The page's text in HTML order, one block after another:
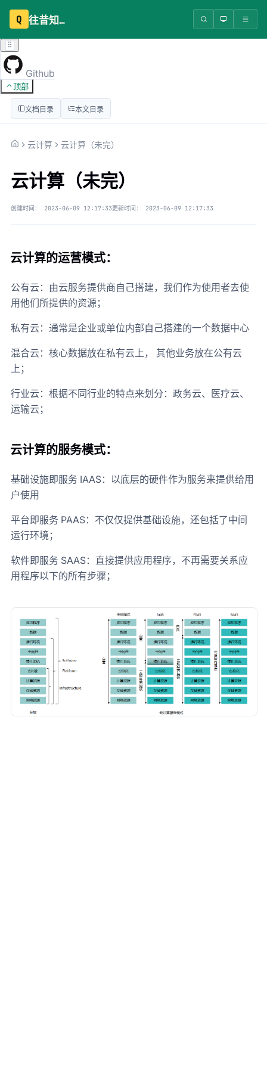
Q 往昔知识库
Github
顶部
文档目录 本文目录
云计算 云计算（未完）
云计算（未完）
创建时间： 2023-06-09 12:17:33更新时间： 2023-06-09 12:17:33
云计算的运营模式：
公有云：由云服务提供商自己搭建，我们作为使用者去使
用他们所提供的资源；
私有云：通常是企业或单位内部自己搭建的一个数据中心
混合云：核心数据放在私有云上， 其他业务放在公有云
上；
行业云：根据不同行业的特点来划分：政务云、医疗云、
运输云；
云计算的服务模式：
基础设施即服务 IAAS：以底层的硬件作为服务来提供给用
户使用
平台即服务 PAAS：不仅仅提供基础设施，还包括了中间
运行环境；
软件即服务 SAAS：直接提供应用程序，不再需要关系应
用程序以下的所有步骤；